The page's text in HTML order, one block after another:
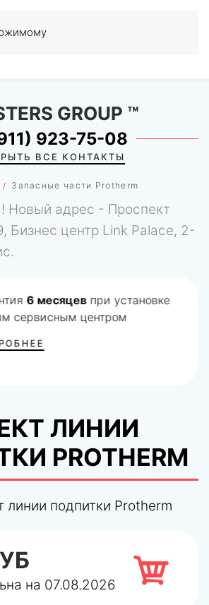
Запасные части Protherm
GROUP ™
923-75-08
ВСЕ КОНТАКТЫ
Новый адрес - Проспект
Бизнес центр Link Palace, 2-
6 месяцевпри установке
сервисным центром
ЛИНИИ
PROTHERM
на 07.08.2026